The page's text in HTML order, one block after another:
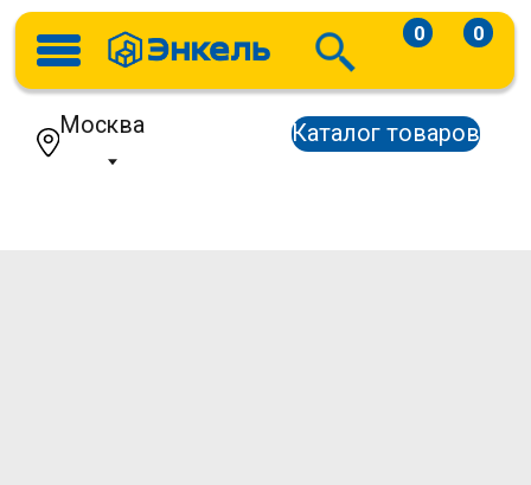
Каталог товаров
Москва